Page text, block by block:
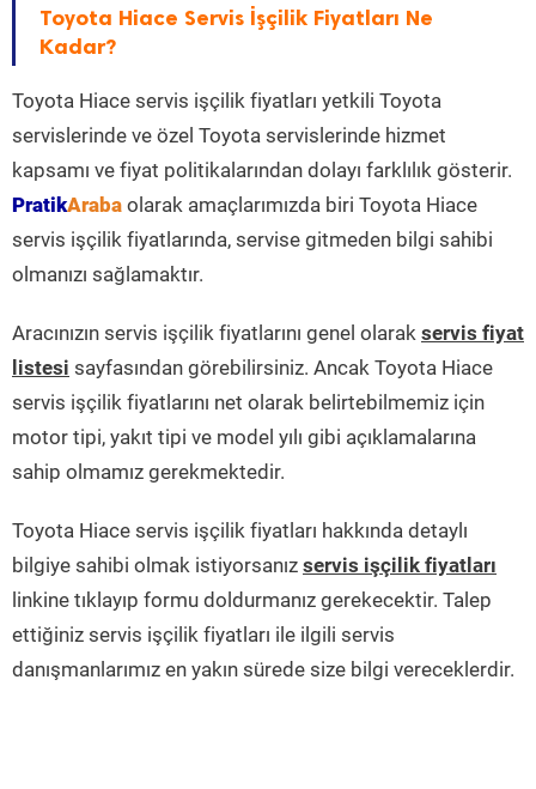
Toyota Hiace Servis İşçilik Fiyatları Ne
Kadar?
Toyota Hiace servis işçilik fiyatları yetkili Toyota
servislerinde ve özel Toyota servislerinde hizmet
kapsamı ve fiyat politikalarından dolayı farklılık gösterir.
PratikAraba olarak amaçlarımızda biri Toyota Hiace
servis işçilik fiyatlarında, servise gitmeden bilgi sahibi
olmanızı sağlamaktır.
Aracınızın servis işçilik fiyatlarını genel olarak servis fiyat
listesi sayfasından görebilirsiniz. Ancak Toyota Hiace
servis işçilik fiyatlarını net olarak belirtebilmemiz için
motor tipi, yakıt tipi ve model yılı gibi açıklamalarına
sahip olmamız gerekmektedir.
Toyota Hiace servis işçilik fiyatları hakkında detaylı
bilgiye sahibi olmak istiyorsanız servis işçilik fiyatları
linkine tıklayıp formu doldurmanız gerekecektir. Talep
ettiğiniz servis işçilik fiyatları ile ilgili servis
danışmanlarımız en yakın sürede size bilgi vereceklerdir.